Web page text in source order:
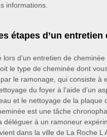
informations.
étapes d’un entretien
lors d’un entretien de
le type de cheminée dont
le ramonage, qui consiste à
du foyer à l’aide d’un
et le nettoyage de la plaque
est une tâche
déléguer à un ramoneur
dans la ville de La Roche L